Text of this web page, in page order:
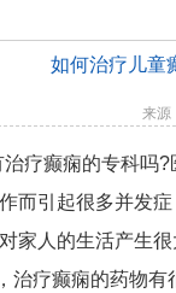
如何治疗儿童
来源
疗癫痫的专科吗
而引起很多并发
家人的生活产生
治疗癫痫的药物